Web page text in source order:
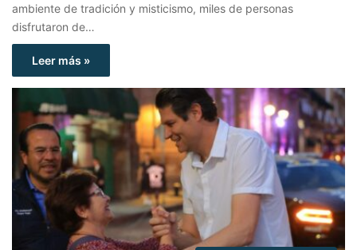
ambiente de tradición y misticismo, miles de personas
disfrutaron de…
Leer más »